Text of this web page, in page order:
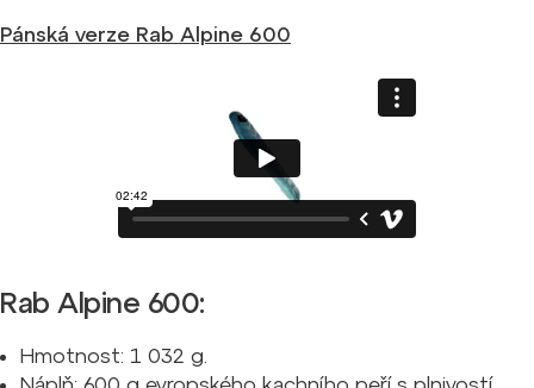
Pánská verze Rab Alpine 600
Rab Alpine 600:
Hmotnost: 1 032 g.